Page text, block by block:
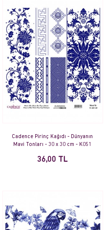
Cadence Pirinç Kağıdı - Dünyanın
Mavi Tonları - 30 x 30 cm - K051
36,00 TL